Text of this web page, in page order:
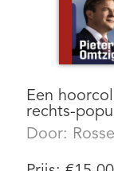
Een
rechts-
Door: